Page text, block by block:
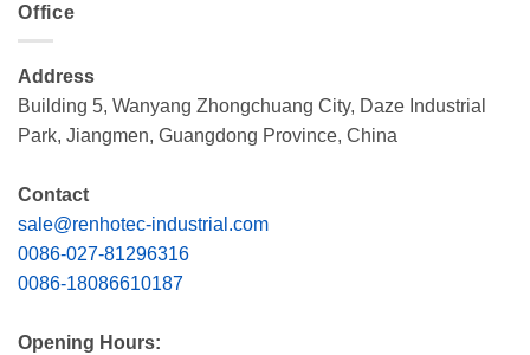
Office
Address
Building 5, Wanyang Zhongchuang City, Daze Industrial
Park, Jiangmen, Guangdong Province, China
Contact
sale@renhotec-industrial.com
0086-027-81296316
0086-18086610187
Opening Hours: